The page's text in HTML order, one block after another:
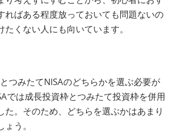
ればある程度放っておいても問題ないの
くない人にも向いています。
つみたてNISAのどちらかを選ぶ必要が
では成長投資枠とつみたて投資枠を併用
た。そのため、どちらを選ぶかはあまり
う。